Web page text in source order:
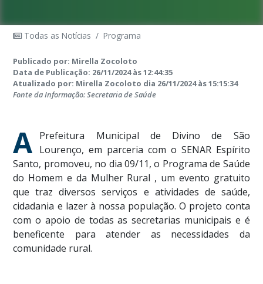
Todas as Notícias / Programa
Publicado por: Mirella Zocoloto
Data de Publicação: 26/11/2024 às 12:44:35
Atualizado por: Mirella Zocoloto dia 26/11/2024 às 15:15:34
Fonte da Informação: Secretaria de Saúde
A Prefeitura Municipal de Divino de São
Lourenço, em parceria com o SENAR Espírito
Santo, promoveu, no dia 09/11, o Programa de Saúde
do Homem e da Mulher Rural , um evento gratuito
que traz diversos serviços e atividades de saúde,
cidadania e lazer à nossa população. O projeto conta
com o apoio de todas as secretarias municipais e é
beneficente para atender as necessidades da
comunidade rural.